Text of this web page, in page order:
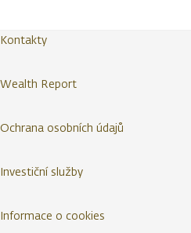
Kontakty
Wealth Report
Ochrana osobních údajů
Investiční služby
Informace o cookies